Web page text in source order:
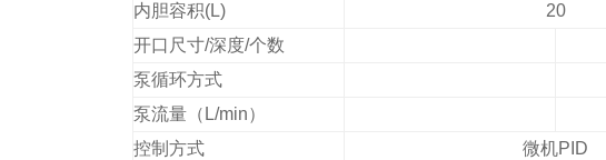
内胆容积(L)
20
开口尺寸/深度/个数
泵循环方式
泵流量（ L/min）
控制方式
微机PID